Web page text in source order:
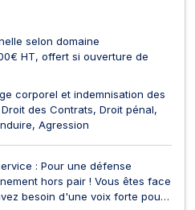
selon domaine
HT, offert si ouverture de
corporel et indemnisation des
Droit des Contrats Droit pénal
Agression
: Pour une défense
hors pair ! Vous êtes face
besoin d'une voix forte pour